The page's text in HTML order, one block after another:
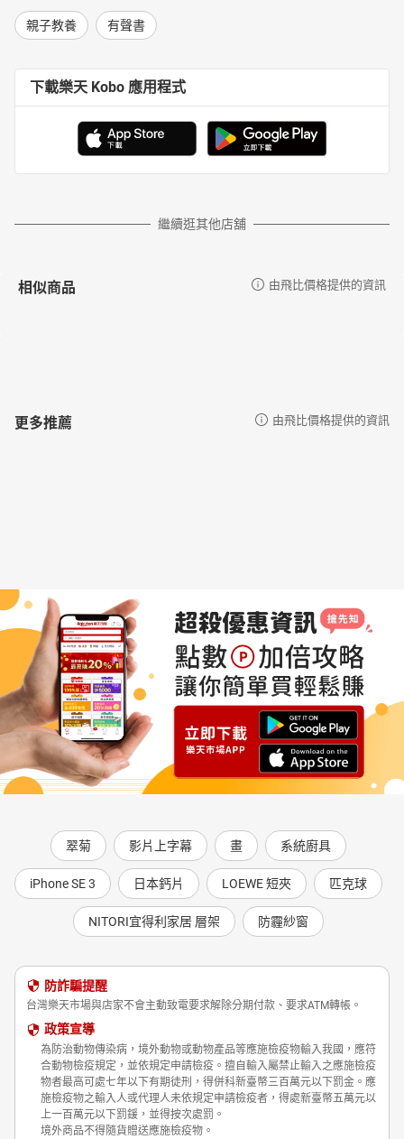
親子教養 有聲書
下載樂天 Kobo 應用程式
繼續逛其他店舖
相似商品 由飛比價格提供的資訊
更多推薦 由飛比價格提供的資訊
翠菊 影片上字幕 畫 系統廚具
iPhone SE 3 日本鈣片 LOEWE 短夾 匹克球
NITORI宜得利家居 層架 防霾紗窗
防詐騙提醒
台灣樂天市場與店家不會主動致電要求解除分期付款、要求ATM轉帳。
政策宣導
為防治動物傳染病，境外動物或動物產品等應施檢疫物輸入我國，應符
合動物檢疫規定，並依規定申請檢疫。擅自輸入屬禁止輸入之應施檢疫
物者最高可處七年以下有期徒刑，得併科新臺幣三百萬元以下罰金。應
施檢疫物之輸入人或代理人未依規定申請檢疫者，得處新臺幣五萬元以
上一百萬元以下罰鍰，並得按次處罰。
境外商品不得隨貨贈送應施檢疫物。